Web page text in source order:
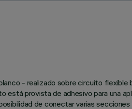
- realizado sobre circuito
provista de adhesivo para una
de conectar varias